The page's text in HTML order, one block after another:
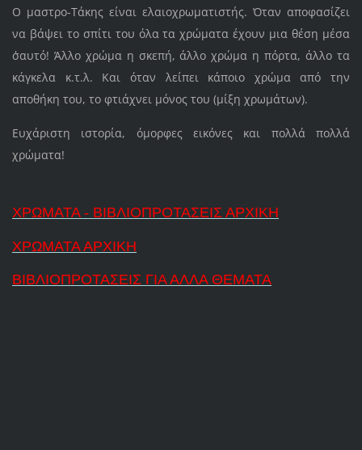
Ο μαστρο-Τάκης είναι ελαιοχρωματιστής. Όταν αποφασίζει
να βάψει το σπίτι του όλα τα χρώματα έχουν μια θέση μέσα
σ΄αυτό! Άλλο χρώμα η σκεπή, άλλο χρώμα η πόρτα, άλλο τα
κάγκελα κ.τ.λ. Και όταν λείπει κάποιο χρώμα από την
αποθήκη του, το φτιάχνει μόνος του (μίξη χρωμάτων).
Ευχάριστη ιστορία, όμορφες εικόνες και πολλά πολλά
χρώματα!
ΧΡΩΜΑΤΑ - ΒΙΒΛΙΟΠΡΟΤΑΣΕΙΣ ΑΡΧΙΚΗ
ΧΡΩΜΑΤΑ ΑΡΧΙΚΗ
ΒΙΒΛΙΟΠΡΟΤΑΣΕΙΣ ΓΙΑ ΑΛΛΑ ΘΕΜΑΤΑ